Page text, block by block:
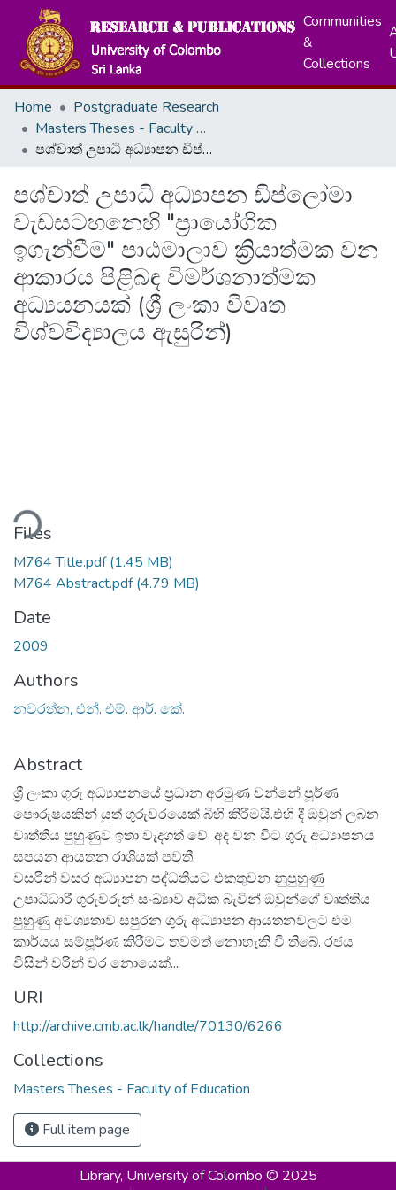
Communities
&
Collections
Home
Postgraduate Research
Masters Theses - Faculty of Education
පශ්චාත් උපාධි අධ්‍යාපන ඩිප්ලෝමා වැඩසටහනෙහි "ප්‍රායෝගික ඉගැන්වීම" පාඨමාලාව ක්‍රියාත්මක වන ආකාරය පිළිබඳ විමර්ශනාත්මක අධ්‍යයනයක් (ශ්‍රී ලංකා විවෘත විශ්වවිද්‍යාලය ඇසුරින්)
පශ්චාත් උපාධි අධ්‍යාපන ඩිප්ලෝමා
වැඩසටහනෙහි "ප්‍රායෝගික
ඉගැන්වීම" පාඨමාලාව ක්‍රියාත්මක වන
ආකාරය පිළිබඳ විමර්ශනාත්මක
අධ්‍යයනයක් (ශ්‍රී ලංකා විවෘත
විශ්වවිද්‍යාලය ඇසුරින්)
Files
M764 Title.pdf(1.45 MB)
M764 Abstract.pdf(4.79 MB)
Date
2009
Authors
නවරත්න, එන්. එම්. ආර්. කේ.
Abstract
ශ්‍රී ලංකා ගුරු අධ්‍යාපනයේ ප්‍රධාන අරමුණ වන්නේ පූර්ණ
පෞරුෂයකින් යුත් ගුරුවරයෙක් බිහි කිරීමයි.එහි දී ඔවුන් ලබන
වෘත්තිය පුහුණුව ඉතා වැදගත් වේ. අද වන විට ගුරු අධ්‍යාපනය
සපයන ආයතන රාශියක් පවතී.
වසරින් වසර අධ්‍යාපන පද්ධතියට එකතුවන නුපුහුණු
උපාධිධාරී ගුරුවරුන් සංඛ්‍යාව අධික බැවින් ඔවුන්ගේ වෘත්තිය
පුහුණු අවශ්‍යතාව සපුරන ගුරු අධ්‍යාපන ආයතනවලට එම
කාර්යය සම්පූර්ණ කිරීමට තවමත් නොහැකි වී තිබේ. රජය
විසින් වරින් වර නොයෙක්...
URI
http://archive.cmb.ac.lk/handle/70130/6266
Collections
Masters Theses - Faculty of Education
Full item page
Library, University of Colombo © 2025